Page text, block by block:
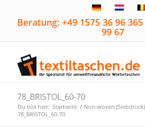
Beratung: +49 1575 36 96
99 67
78_BRISTOL_60-70
Du bist hier: Startseite / Non-woven (Siebdruck)
78_BRISTOL_60-70